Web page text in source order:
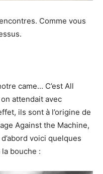
Comme vous
came… C’est All
attendait avec
ils sont à l’origine de
Against the Machine,
voici quelques
bouche :